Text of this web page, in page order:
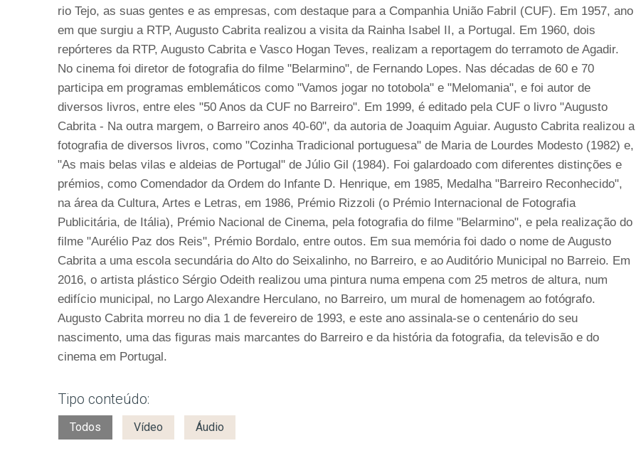
rio Tejo, as suas gentes e as empresas, com destaque para a Companhia União Fabril (CUF). Em 1957, ano
em que surgiu a RTP, Augusto Cabrita realizou a visita da Rainha Isabel II, a Portugal. Em 1960, dois
repórteres da RTP, Augusto Cabrita e Vasco Hogan Teves, realizam a reportagem do terramoto de Agadir.
No cinema foi diretor de fotografia do filme "Belarmino", de Fernando Lopes. Nas décadas de 60 e 70
participa em programas emblemáticos como "Vamos jogar no totobola" e "Melomania", e foi autor de
diversos livros, entre eles "50 Anos da CUF no Barreiro". Em 1999, é editado pela CUF o livro "Augusto
Cabrita - Na outra margem, o Barreiro anos 40-60", da autoria de Joaquim Aguiar. Augusto Cabrita realizou a
fotografia de diversos livros, como "Cozinha Tradicional portuguesa" de Maria de Lourdes Modesto (1982) e,
"As mais belas vilas e aldeias de Portugal" de Júlio Gil (1984). Foi galardoado com diferentes distinções e
prémios, como Comendador da Ordem do Infante D. Henrique, em 1985, Medalha "Barreiro Reconhecido",
na área da Cultura, Artes e Letras, em 1986, Prémio Rizzoli (o Prémio Internacional de Fotografia
Publicitária, de Itália), Prémio Nacional de Cinema, pela fotografia do filme "Belarmino", e pela realização do
filme "Aurélio Paz dos Reis", Prémio Bordalo, entre outos. Em sua memória foi dado o nome de Augusto
Cabrita a uma escola secundária do Alto do Seixalinho, no Barreiro, e ao Auditório Municipal no Barreio. Em
2016, o artista plástico Sérgio Odeith realizou uma pintura numa empena com 25 metros de altura, num
edifício municipal, no Largo Alexandre Herculano, no Barreiro, um mural de homenagem ao fotógrafo.
Augusto Cabrita morreu no dia 1 de fevereiro de 1993, e este ano assinala-se o centenário do seu
nascimento, uma das figuras mais marcantes do Barreiro e da história da fotografia, da televisão e do
cinema em Portugal.
Tipo conteúdo:
Todos Vídeo Áudio